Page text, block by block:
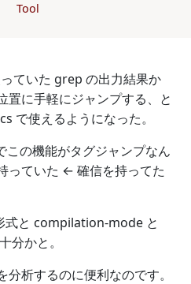
Tool
ていた grep の出力結果か
置に手軽にジャンプする、と
で使えるようになった。
この機能がタグジャンプなん
っていた ← 確信を持ってた
式と compilation-mode と
分かと。
析するのに便利なのです。